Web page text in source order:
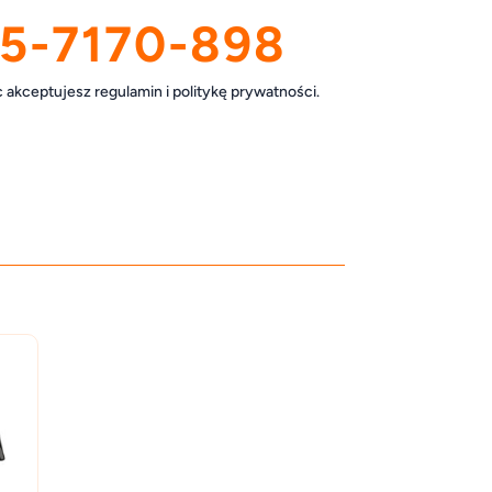
7170-898
akceptujesz regulamin i politykę prywatności.